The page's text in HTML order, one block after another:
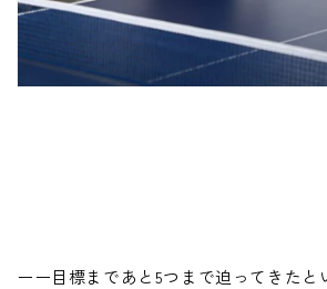
ーー目標まであと5つまで迫ってきたと